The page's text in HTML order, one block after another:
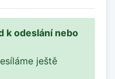
k odeslání nebo
ještě